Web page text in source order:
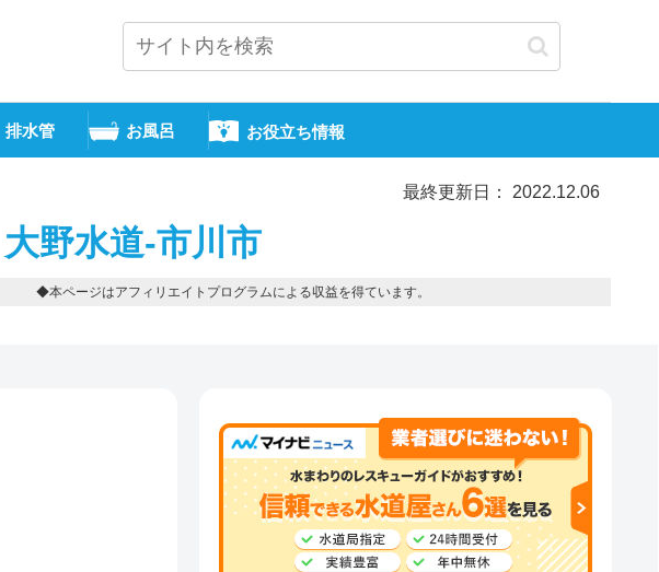
排水管 お風呂 お役立ち情報
最終更新日： 2022.12.06
野水道-市川市
◆本ページはアフィリエイトプログラムによる収益を得ています。